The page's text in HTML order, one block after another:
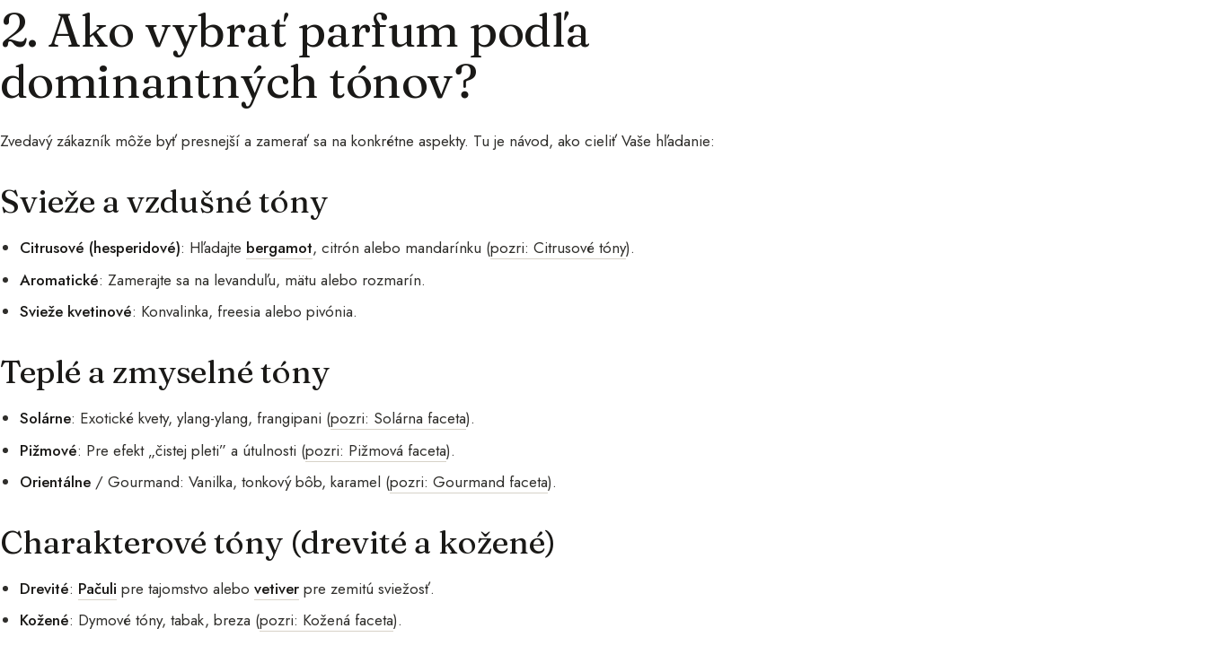
2. Ako vybrať parfum podľa
dominantných tónov?
Zvedavý zákazník môže byť presnejší a zamerať sa na konkrétne aspekty. Tu je návod, ako cieliť Vaše hľadanie:
Svieže a vzdušné tóny
Citrusové (hesperidové): Hľadajte bergamot, citrón alebo mandarínku (pozri: Citrusové tóny).
Aromatické: Zamerajte sa na levanduľu, mätu alebo rozmarín.
Svieže kvetinové: Konvalinka, freesia alebo pivónia.
Teplé a zmyselné tóny
Solárne: Exotické kvety, ylang-ylang, frangipani (pozri: Solárna faceta).
Pižmové: Pre efekt „čistej pleti” a útulnosti (pozri: Pižmová faceta).
Orientálne / Gourmand: Vanilka, tonkový bôb, karamel (pozri: Gourmand faceta).
Charakterové tóny (drevité a kožené)
Drevité: Pačuli pre tajomstvo alebovetiver pre zemitú sviežosť.
Kožené: Dymové tóny, tabak, breza (pozri: Kožená faceta).